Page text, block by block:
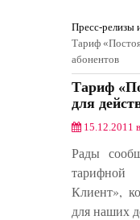
Пресс-релизы
Тариф
абонентов
Тариф
для
15.12.2011
Рады
тарифной
Клиент»,
для наших